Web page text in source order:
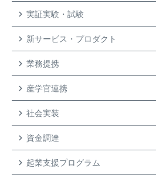
実証実験・試験
新サービス・プロダクト
業務提携
産学官連携
社会実装
資金調達
起業支援プログラム